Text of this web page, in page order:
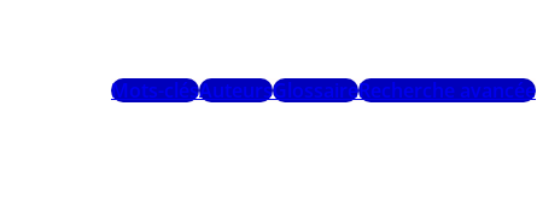
Mots-clésAuteursGlossaireRecherche avancée